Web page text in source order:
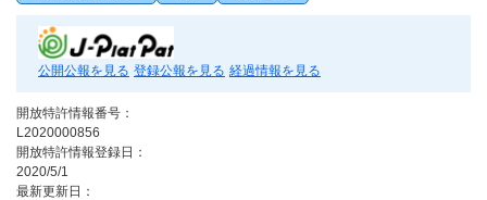
公開公報を見る 登録公報を見る 経過情報を見る
開放特許情報番号：
L2020000856
開放特許情報登録日：
2020/5/1
最新更新日：